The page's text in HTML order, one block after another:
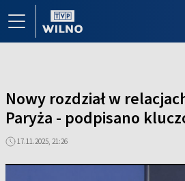
Nowy rozdział w
Paryża - podpisano
17.11.2025, 21:26